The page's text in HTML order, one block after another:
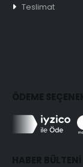
Teslimat
ÖDEME
HABER BÜLTENİ